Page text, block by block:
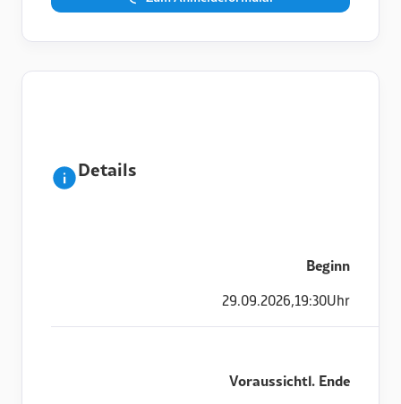
Details
Beginn
29.09.2026,19:30Uhr
Voraussichtl. Ende